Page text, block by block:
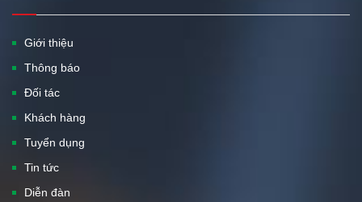
Giới thiệu
Thông báo
Đối tác
Khách hàng
Tuyển dụng
Tin tức
Diễn đàn